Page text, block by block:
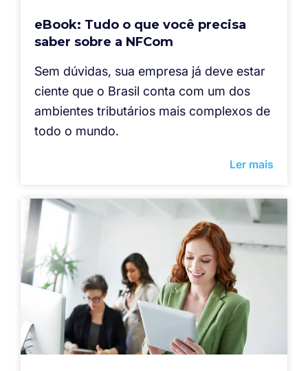
eBook: Tudo o que você precisa
saber sobre a NFCom
Sem dúvidas, sua empresa já deve estar
ciente que o Brasil conta com um dos
ambientes tributários mais complexos de
todo o mundo.
Ler mais